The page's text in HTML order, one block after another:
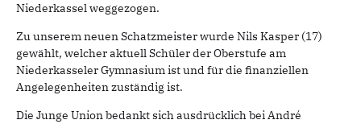
Niederkassel weggezogen.
Zu unserem neuen Schatzmeister wurde Nils Kasper (17)
gewählt, welcher aktuell Schüler der Oberstufe am
Niederkasseler Gymnasium ist und für die finanziellen
Angelegenheiten zuständig ist.
Die Junge Union bedankt sich ausdrücklich bei André